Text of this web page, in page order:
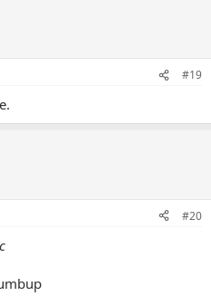
#19
#20